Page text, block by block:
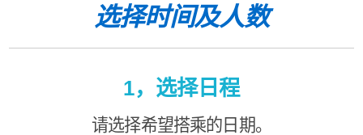
选择时间及人数
1，选择日程
请选择希望搭乘的日期。